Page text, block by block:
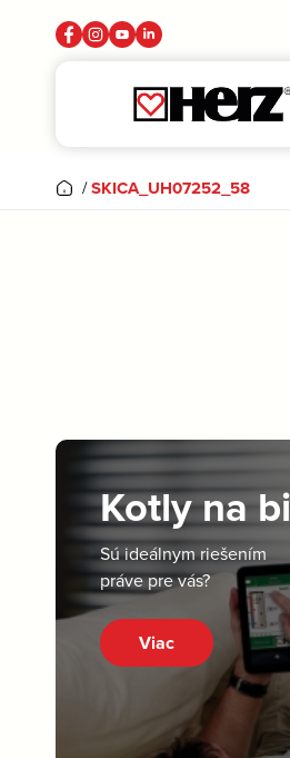
/SKICA_UH07252_58
Kotly na
Sú ideálnym riešením
práve pre vás?
Viac